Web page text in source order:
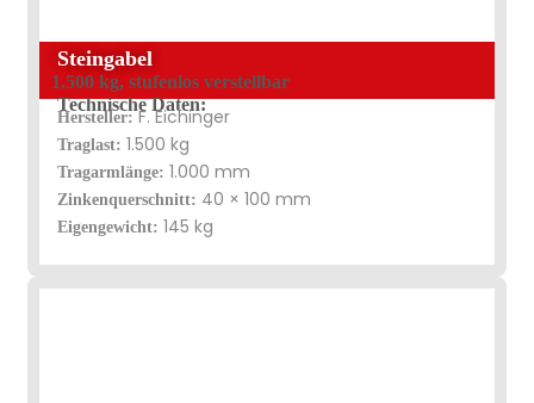
Steingabel
1.500 kg, stufenlos verstellbar
Technische Daten:
Hersteller:F. Eichinger
Traglast: 1.500 kg
Tragarmlänge: 1.000 mm
Zinkenquerschnitt: 40 × 100 mm
Eigengewicht: 145 kg